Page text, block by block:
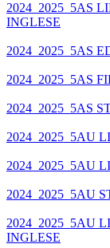
2024_2025_5AS
INGLESE
2024_2025_5AS
2024_2025_5AS
2024_2025_5AS
2024_2025_5AU
2024_2025_5AU
2024_2025_5AU
2024_2025_5AU
INGLESE